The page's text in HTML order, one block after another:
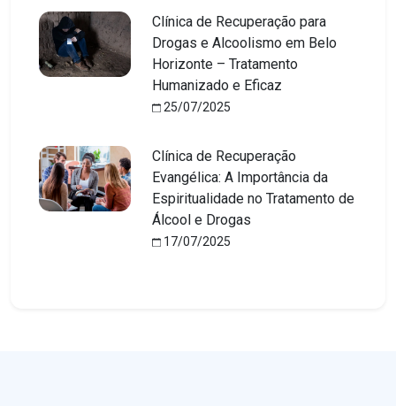
Clínica de Recuperação para
Drogas e Alcoolismo em Belo
Horizonte – Tratamento
Humanizado e Eficaz
25/07/2025
Clínica de Recuperação
Evangélica: A Importância da
Espiritualidade no Tratamento de
Álcool e Drogas
17/07/2025